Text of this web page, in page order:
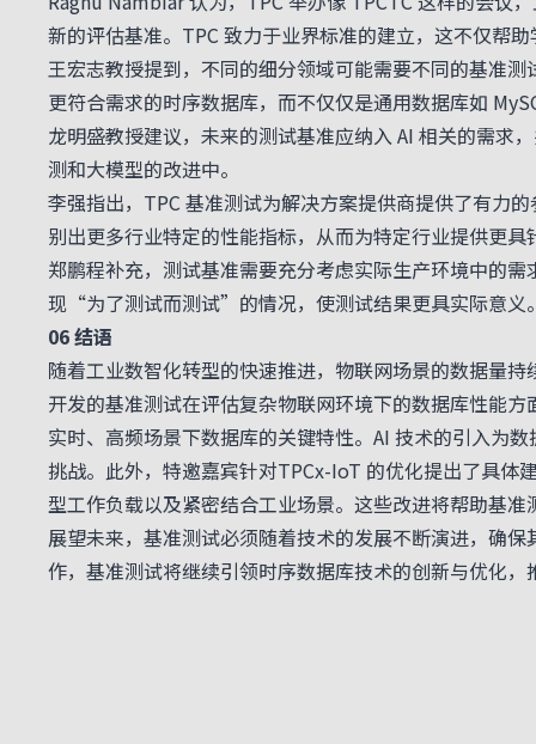
新的评估基准。TPC 致力于业界标准的建立，这不仅帮
王宏志教授提到，不同的细分领域可能需要不同的基准
更符合需求的时序数据库，而不仅仅是通用数据库如
龙明盛教授建议，未来的测试基准应纳入 AI 相关的需求
测和大模型的改进中。
李强指出，TPC 基准测试为解决方案提供商提供了有力
别出更多行业特定的性能指标，从而为特定行业提供更具
郑鹏程补充，测试基准需要充分考虑实际生产环境中的
现“为了测试而测试”的情况，使测试结果更具实际意义
06 结语
随着工业数智化转型的快速推进，物联网场景的数据量
开发的基准测试在评估复杂物联网环境下的数据库性能
实时、高频场景下数据库的关键特性。AI 技术的引入为
挑战。此外，特邀嘉宾针对TPCx-IoT 的优化提出了具体
型工作负载以及紧密结合工业场景。这些改进将帮助基
展望未来，基准测试必须随着技术的发展不断演进，确
作，基准测试将继续引领时序数据库技术的创新与优化